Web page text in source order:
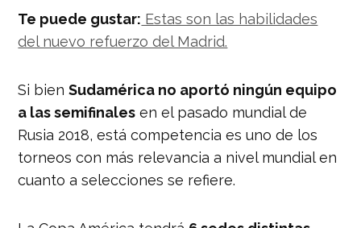
Te puede gustar: Estas son las habilidades
del nuevo refuerzo del Madrid.
Si bienSudamérica no aportó ningún equipo
a las semifinales en el pasado mundial de
Rusia 2018, está competencia es uno de los
torneos con más relevancia a nivel mundial en
cuanto a selecciones se refiere.